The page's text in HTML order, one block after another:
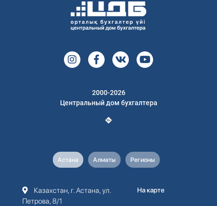
2000-2026
Центральный дом бухгалтера
Астана Алматы Регионы
Казахстан, г. Астана, ул.
Петрова, 8/1
На карте